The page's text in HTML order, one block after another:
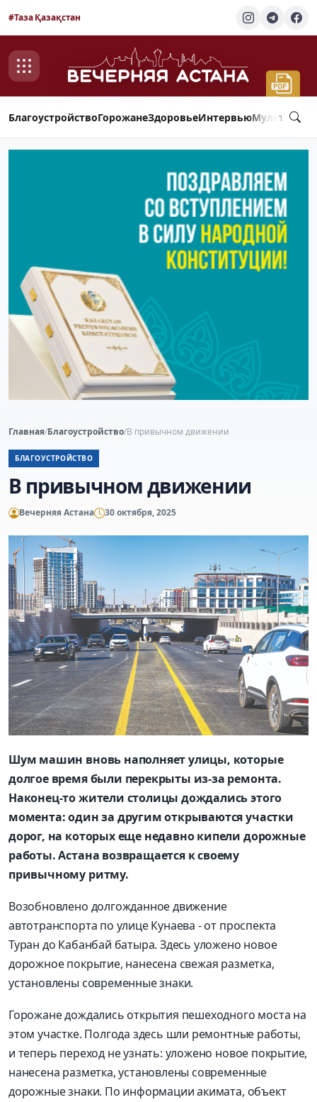
#Таза Қазақстан
БлагоустройствоГорожанеЗдоровьеИнтервью
Главная/Благоустройство/В привычном движении
БЛАГОУСТРОЙСТВО
В привычном движении
Вечерняя Астана 30 октября, 2025
Шум машин вновь наполняет улицы, которые
долгое время были перекрыты из-за ремонта.
Наконец-то жители столицы дождались этого
момента: один за другим открываются участки
дорог, на которых еще недавно кипели дорожные
работы. Астана возвращается к своему
привычному ритму.
Возобновлено долгожданное движение
автотранспорта по улице Кунаева - от проспекта
Туран до Кабанбай батыра. Здесь уложено новое
дорожное покрытие, нанесена свежая разметка,
установлены современные знаки.
Горожане дождались открытия пешеходного моста на
этом участке. Полгода здесь шли ремонтные работы,
и теперь переход не узнать: уложено новое покрытие,
нанесена разметка, установлены современные
дорожные знаки. По информации акимата, объект